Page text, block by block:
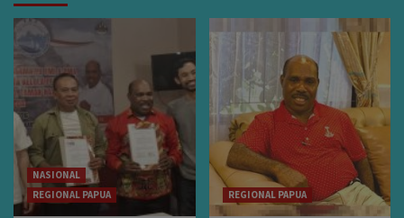
NASIONAL
REGIONAL PAPUA
REGIONAL PAPUA